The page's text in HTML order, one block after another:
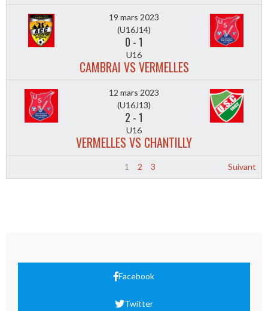
19 mars 2023
(U16J14)
0 -1
U16
CAMBRAI VS VERMELLES
12 mars 2023
(U16J13)
2 -1
U16
VERMELLES VS CHANTILLY
1 2 3 Suivant
Facebook
Twitter